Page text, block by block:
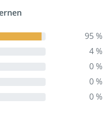
95 %
4 %
0 %
0 %
0 %